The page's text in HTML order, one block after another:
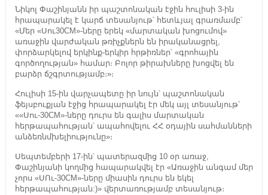
Նիկոլ Փաշինյանն իր պաշտոնական էջին հուլիսի 3-ին
հրապարակել է կարճ տեսանյութ՝ հետևյալ գրառմամբ՝
«Մեր «Սու30CM»-ները երեկ «մարտական խոցումով»
առաջին վարժական թռիչքներն են իրականացրել,
փորձարկելով երկինք-երկիր հրթիռներ՝ «գրոհային
գործողության» համար։ Բոլոր թիրախները խոցվել են
բարձր ճշգրտությամբ։»։
Հուլիսի 15-ին վարչապետը իր նույն՝ պաշտոնական
ֆեյսբուքյան էջից հրապարակել էր մեկ այլ տեսանյութ՝
««Սու-30СМ»-ները դուրս են գալիս մարտական
հերթապահության՝ ապահովելու ՀՀ օդային սահմանների
անձեռնմխելիությունը»։
Սեպտեմբերի 17-ին՝ պատերազմից 10 օր առաջ,
Փաշինյանի կողմից հապարակվել էր «Առաջին անգամ մեր
չորս «ՍՈւ-30СМ»-ները միասին դուրս են եկել
հերթապահության:)» վերտառությամբ տեսանյութ։